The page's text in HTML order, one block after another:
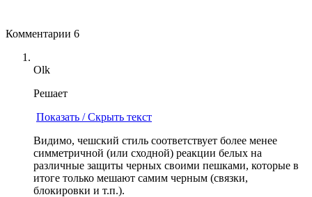
Комментарии 6
Olk
Решает
Показать / Скрыть текст
Видимо, чешский стиль соответствует более менее
симметричной (или сходной) реакции белых на
различные защиты черных своими пешками, которые в
итоге только мешают самим черным (связки,
блокировки и т.п.).